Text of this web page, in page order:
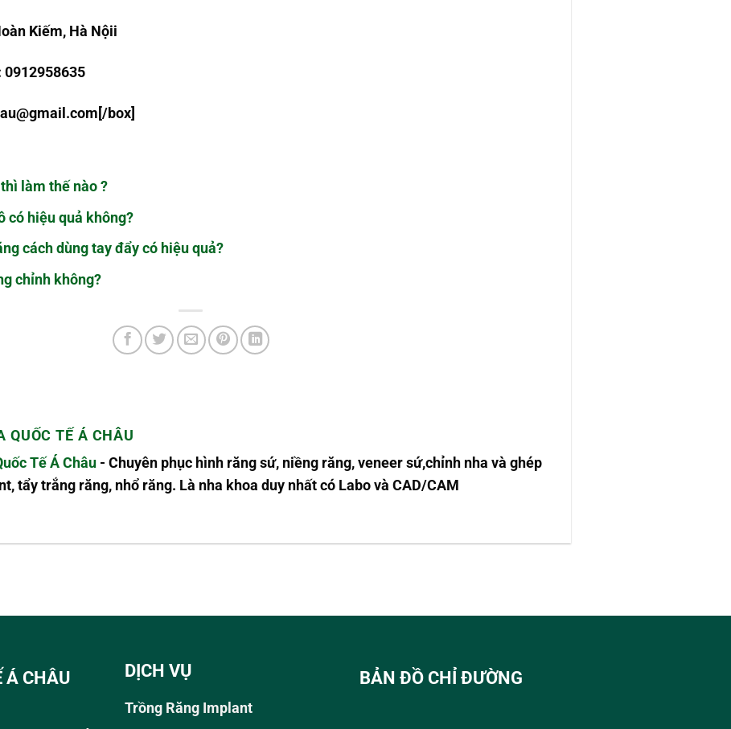
Kiếm, Hà Nộii
0912958635
[/box]
làm thế nào ?
có hiệu quả không?
cách dùng tay đẩy có hiệu quả?
chỉnh không?
QUỐC TẾ Á CHÂU
Tế Á Châu- Chuyên phục hình răng sứ, niềng răng, veneer sứ,chỉnh nha và ghép
tẩy trắng răng, nhổ răng. Là nha khoa duy nhất có Labo và CAD/CAM
Á CHÂU DỊCH VỤ
Trồng Răng Implant
BẢN ĐỒ CHỈ ĐƯỜNG